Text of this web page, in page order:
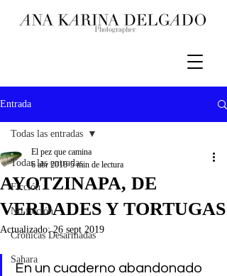
Entrada
Todas las entradas
Ficción
No ficción
Crónicas Desarmadas
Sahara
Todas las entradas
AYOTZINAPA, DE
VERDADES Y TORTUGAS
El pez que camina
6 abr 2018 5 min de lectura
Actualizado:26 sept 2019
En un cuaderno abandonado